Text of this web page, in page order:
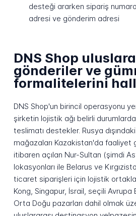
desteği ararken sipariş
adresi ve gönderim adresi
DNS Shop
gönderiler ve
formalitelerini
DNS Shop'un birincil operasyonu
şirketin lojistik ağı belirli durumlarda
teslimatı destekler. Rusya
mağazaları Kazakistan'da faaliyet
itibaren açılan Nur-Sultan (şimdi
lokasyonları ile Belarus ve
ticaret siparişleri için lojistik
Kong, Singapur, İsrail, seçili Avrupa
Orta Doğu pazarları dahil olmak